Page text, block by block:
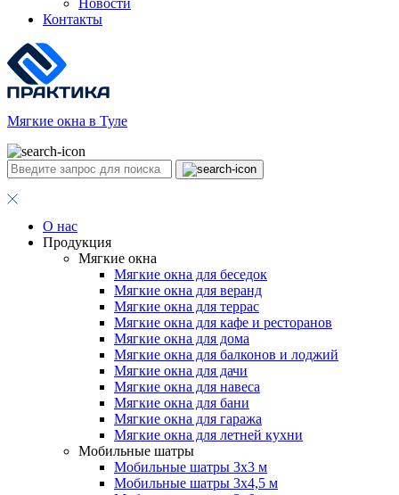
Новости
Контакты
Мягкие окна в Туле
О нас
Продукция
Мягкие окна
Мягкие окна для беседок
Мягкие окна для веранд
Мягкие окна для террас
Мягкие окна для кафе и ресторанов
Мягкие окна для дома
Мягкие окна для балконов и лоджий
Мягкие окна для дачи
Мягкие окна для навеса
Мягкие окна для бани
Мягкие окна для гаража
Мягкие окна для летней кухни
Мобильные шатры
Мобильные шатры 3х3 м
Мобильные шатры 3х4,5 м